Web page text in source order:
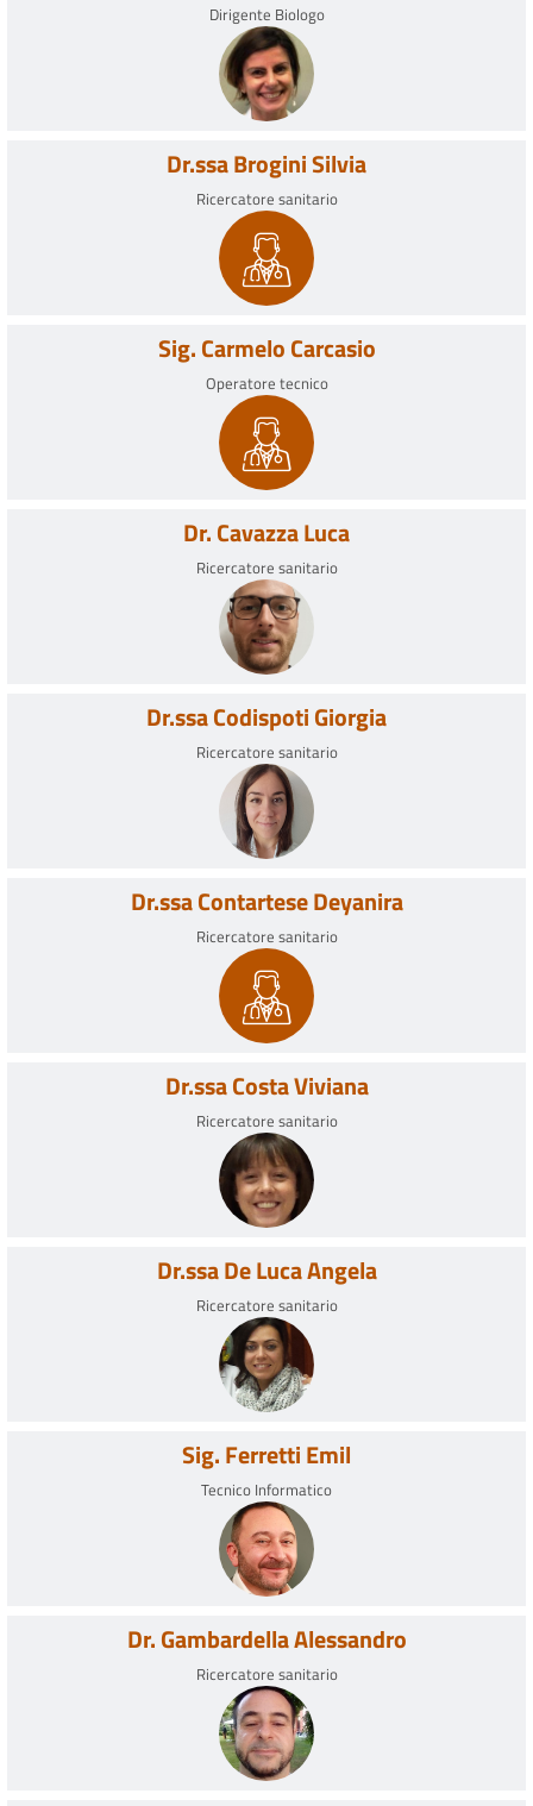
Dirigente Biologo
Dr.ssa Brogini Silvia
Ricercatore sanitario
Sig. Carmelo Carcasio
Operatore tecnico
Dr. Cavazza Luca
Ricercatore sanitario
Dr.ssa Codispoti Giorgia
Ricercatore sanitario
Dr.ssa Contartese Deyanira
Ricercatore sanitario
Dr.ssa Costa Viviana
Ricercatore sanitario
Dr.ssa De Luca Angela
Ricercatore sanitario
Sig. Ferretti Emil
Tecnico Informatico
Dr. Gambardella Alessandro
Ricercatore sanitario